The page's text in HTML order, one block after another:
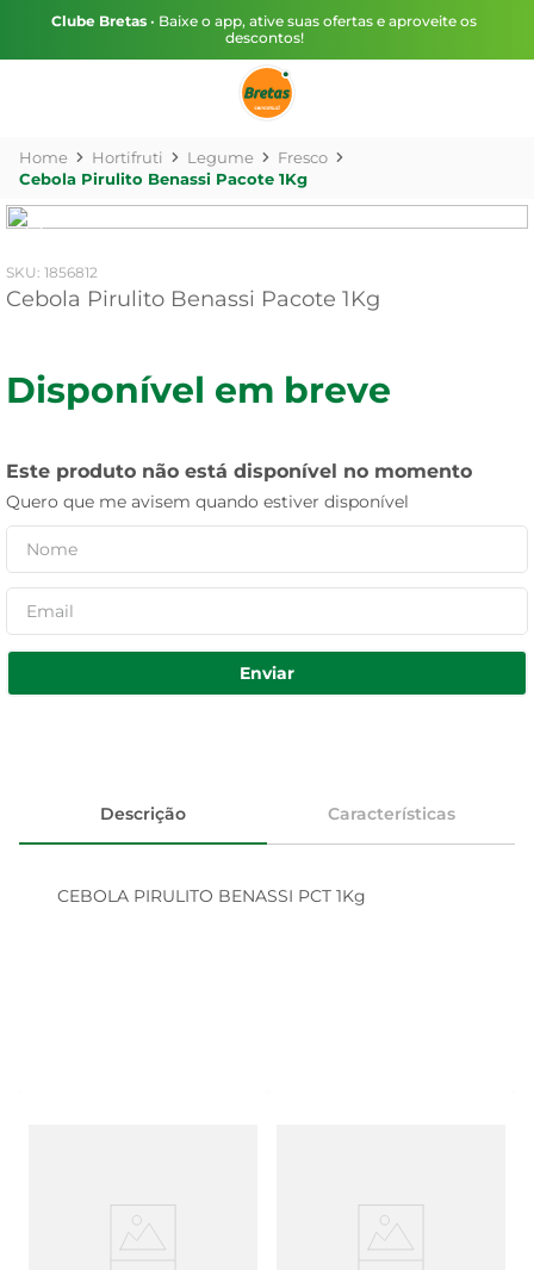
Clube Bretas • Baixe o app, ative suas ofertas e aproveite os
descontos!
Hortifruti Legume
Fresco
Cebola Pirulito Benassi Pacote 1Kg
: 1856812
Cebola Pirulito Benassi Pacote 1Kg
Disponível em breve
Este produto não está disponível no momento
Quero que me avisem quando estiver disponível
Enviar
Descrição Características
CEBOLA PIRULITO BENASSI PCT 1Kg